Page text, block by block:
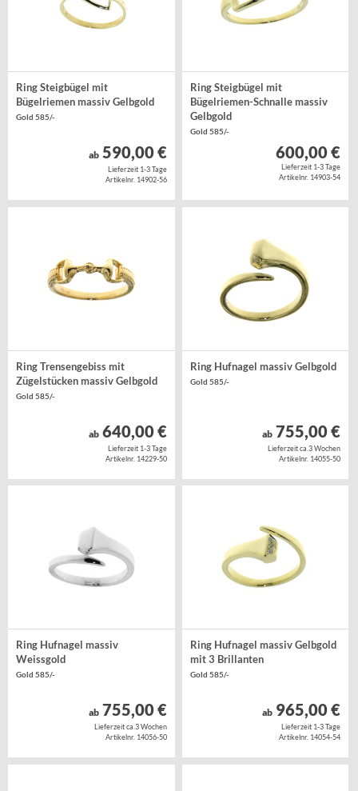
Ring Steigbügel mit
Bügelriemen massiv Gelbgold
Gold 585/-
ab590,00 €
Lieferzeit 1-3 Tage
Artikelnr. 14902-56
Ring Steigbügel mit
Bügelriemen-Schnalle massiv
Gelbgold
Gold 585/-
600,00 €
Lieferzeit 1-3 Tage
Artikelnr. 14903-54
Ring Trensengebiss mit
Zügelstücken massiv Gelbgold
Gold 585/-
ab640,00 €
Lieferzeit 1-3 Tage
Artikelnr. 14229-50
Ring Hufnagel massiv Gelbgold
Gold 585/-
ab 755,00 €
Lieferzeit ca.3 Wochen
Artikelnr. 14055-50
Ring Hufnagel massiv
Weissgold
Gold 585/-
ab755,00 €
Lieferzeit ca.3 Wochen
Artikelnr. 14056-50
Ring Hufnagel massiv Gelbgold
mit 3 Brillanten
Gold 585/-
ab 965,00 €
Lieferzeit 1-3 Tage
Artikelnr. 14054-54